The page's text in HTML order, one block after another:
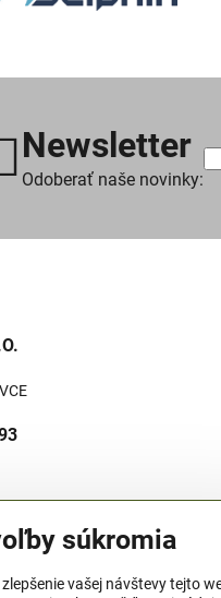
Newsletter
Odoberať naše novinky:
súkromia
vašej návštevy tejto